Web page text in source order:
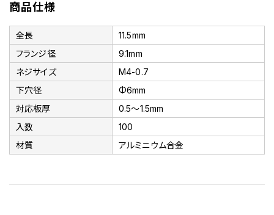
商品仕様
全長
11.5mm
フランジ径
9.1mm
ネジサイズ
M4-0.7
下穴径
Φ6mm
対応板厚
0.5～1.5mm
入数
100
材質
アルミニウム合金